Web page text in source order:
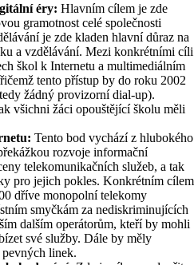
éry: Hlavním cílem je zde
gramotnost celé společnosti
je zde kladen hlavní důraz na
a vzdělávání. Mezi konkrétními cíli
škol k Internetu a multimediálním
tento přístup by do roku 2002
žádný provizorní dial-up).
všichni žáci opouštějící školu měli
Tento bod vychází z hlubokého
rozvoje informační
telekomunikačních služeb, a tak
pro jejich pokles. Konkrétním cílem
dříve monopolní telekomy
smyčkám za nediskriminujících
dalším operátorům, kteří by mohli
své služby. Dále by měly
linek.